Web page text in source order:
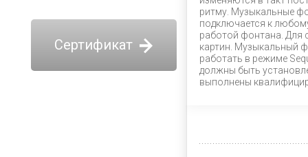
ритму. Музыкальные
подключается к
работой фонтана. Для
картин. Музыкальный
работать в режиме
должны быть
выполнены
Сертификат